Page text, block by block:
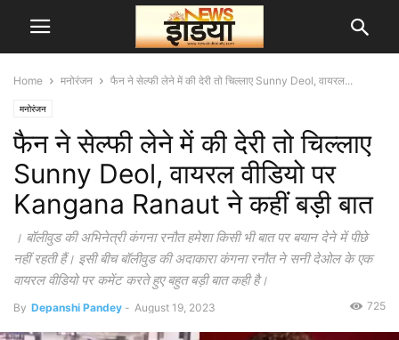
Home मनोरंजन फैन ने सेल्फी लेने में की देरी तो चिल्लाए Sunny Deol, वायरल...
मनोरंजन
फैन ने सेल्फी लेने में की देरी तो चिल्लाए
Sunny Deol, वायरल वीडियो पर
Kangana Ranaut ने कहीं बड़ी बात
। बॉलीवुड की अभिनेत्री कंगना रनौत हमेशा किसी भी बात पर बयान देने में पीछे
नहीं रहती हैं। इसी बीच बॉलीवुड की अदाकारा कंगना रनौत ने सनी देओल के एक
वायरल वीडियो पर कमेंट करते हुए बहुत बड़ी बात कही है।
By Depanshi Pandey - August 19, 2023 725